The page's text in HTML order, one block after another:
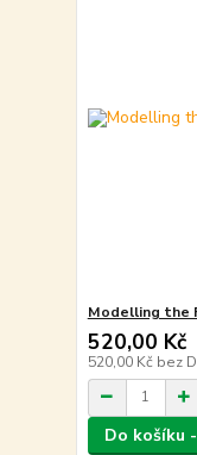
Modelling the
520,00 Kč
520,00 Kč bez
Do košíku